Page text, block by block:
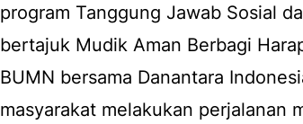
program Tanggung Jawab Sosial
bertajuk Mudik Aman Berbagi
BUMN bersama Danantara
masyarakat melakukan perjalanan